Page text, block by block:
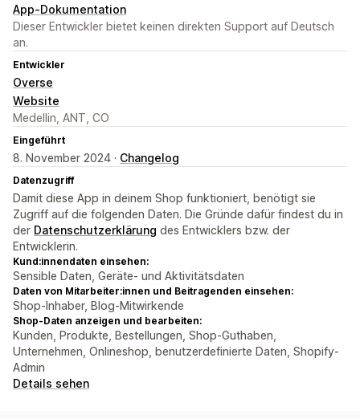
App-Dokumentation
Dieser Entwickler bietet keinen direkten Support auf Deutsch
an.
Entwickler
Overse
Website
Medellin, ANT, CO
Eingeführt
8. November 2024 · Changelog
Datenzugriff
Damit diese App in deinem Shop funktioniert, benötigt sie
Zugriff auf die folgenden Daten. Die Gründe dafür findest du in
der Datenschutzerklärung des Entwicklers bzw. der
Entwicklerin.
Kund:innendaten einsehen:
Sensible Daten, Geräte- und Aktivitätsdaten
Daten von Mitarbeiter:innen und Beitragenden einsehen:
Shop-Inhaber, Blog-Mitwirkende
Shop-Daten anzeigen und bearbeiten:
Kunden, Produkte, Bestellungen, Shop-Guthaben,
Unternehmen, Onlineshop, benutzerdefinierte Daten, Shopify-
Admin
Details sehen